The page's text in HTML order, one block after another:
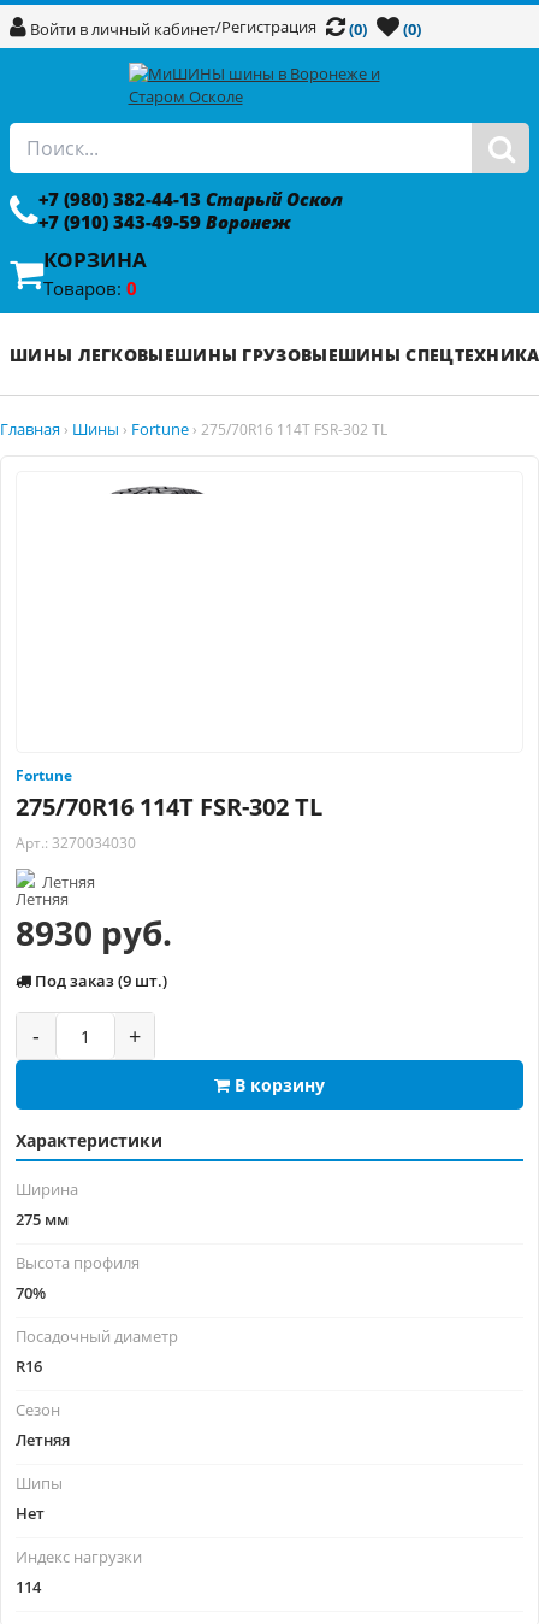
Войти в личный кабинет/Регистрация (0) (0)
+7 (980) 382-44-13 Старый Оскол
+7 (910) 343-49-59 Воронеж
КОРЗИНА
Товаров: 0
ШИНЫ ЛЕГКОВЫЕШИНЫ ГРУЗОВЫЕШИНЫ СПЕЦТЕХНИКА
Главная › Шины › Fortune › 275/70R16 114T FSR-302 TL
Fortune
275/70R16 114T FSR-302 TL
Арт.: 3270034030
Летняя
8930 руб.
Под заказ (9 шт.)
- +
В корзину
Характеристики
Ширина
275 мм
Высота профиля
70%
Посадочный диаметр
R16
Сезон
Летняя
Шипы
Нет
Индекс нагрузки
114